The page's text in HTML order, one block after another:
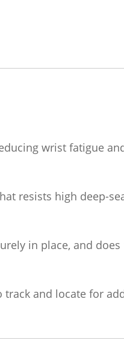
wrist fatigue
resists high deep-
in place, and
and locate for